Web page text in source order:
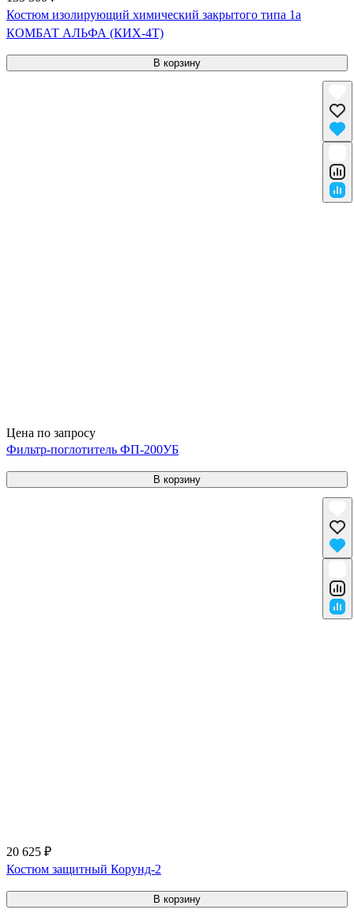
Костюм изолирующий химический закрытого типа 1a
КОМБАТ АЛЬФА (КИХ-4Т)
В корзину
Цена по запросу
Фильтр-поглотитель ФП-200УБ
В корзину
20 625 ₽
Костюм защитный Корунд-2
В корзину